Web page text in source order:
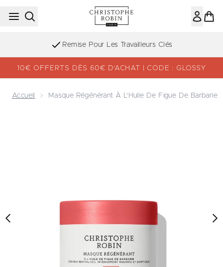
Passer au contenu principal
Remise Pour Les Travailleurs Clés
10€ OFFERTS DÈS 60€ D’ACHAT | CODE : GLOSSY
Accueil Masque Régénérant À L'Huile De Figue De Barbarie